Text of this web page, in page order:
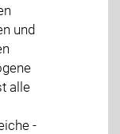
und
alle
-